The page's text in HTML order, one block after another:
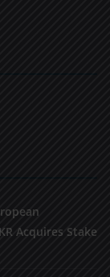
Acquires Stake